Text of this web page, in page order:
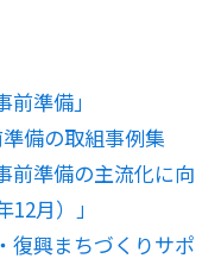
準備」
備の取組事例集
前準備の主流化に向
月）」
復興まちづくりサポ